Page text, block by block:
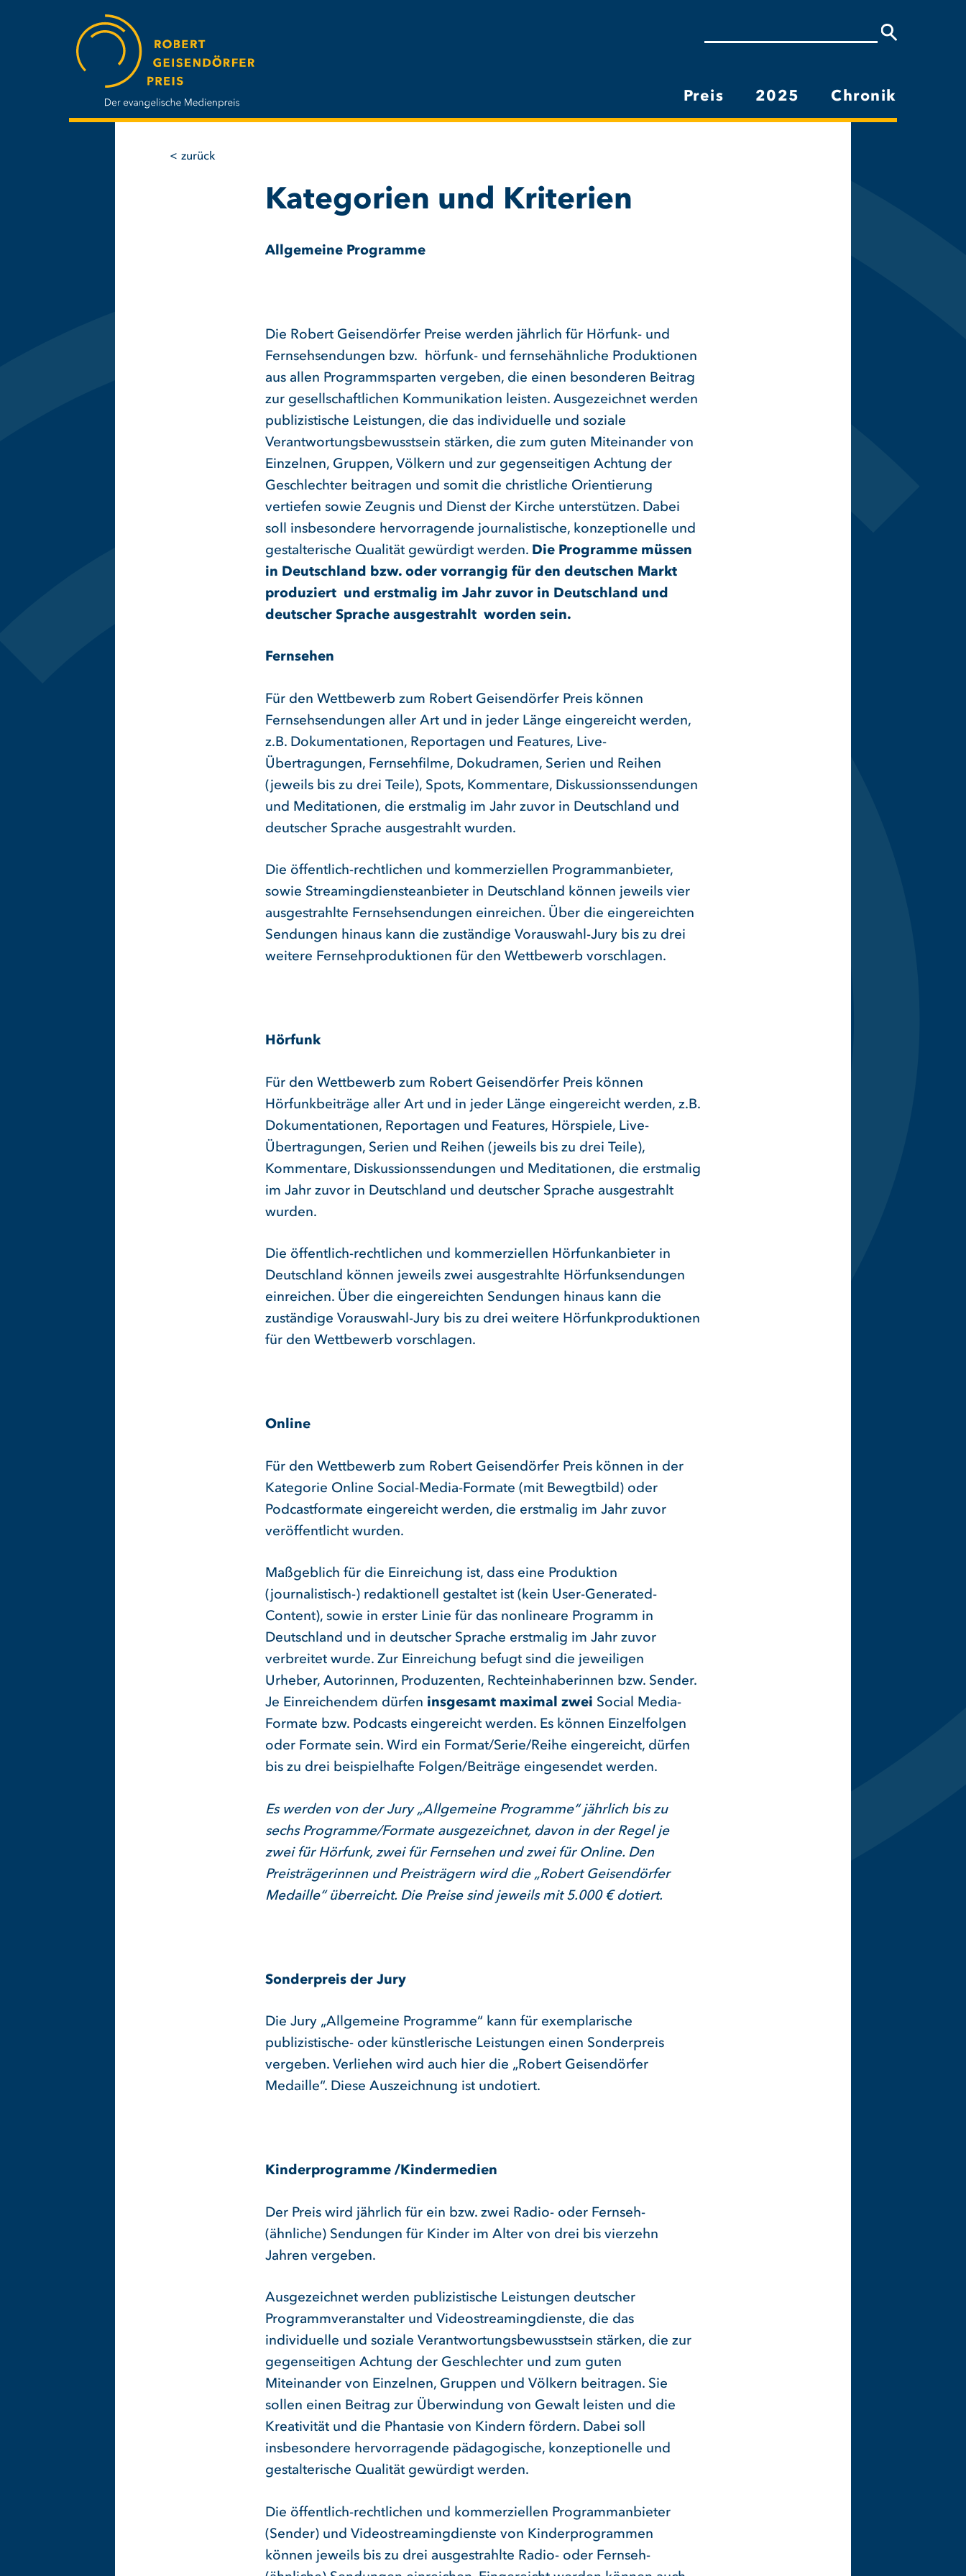
Hauptnavigation
Preis 2025 Chronik
zurück
Kategorien und Kriterien
Allgemeine Programme
Die Robert Geisendörfer Preise werden jährlich für Hörfunk- und
Fernsehsendungen bzw. hörfunk- und fernsehähnliche Produktionen
aus allen Programmsparten vergeben, die einen besonderen Beitrag
zur gesellschaftlichen Kommunikation leisten. Ausgezeichnet werden
publizistische Leistungen, die das individuelle und soziale
Verantwortungsbewusstsein stärken, die zum guten Miteinander von
Einzelnen, Gruppen, Völkern und zur gegenseitigen Achtung der
Geschlechter beitragen und somit die christliche Orientierung
vertiefen sowie Zeugnis und Dienst der Kirche unterstützen. Dabei
soll insbesondere hervorragende journalistische, konzeptionelle und
gestalterische Qualität gewürdigt werden. Die Programme müssen
in Deutschland bzw. oder vorrangig für den deutschen Markt
produziert und erstmalig im Jahr zuvor in Deutschland und
deutscher Sprache ausgestrahlt worden sein.
Fernsehen
Für den Wettbewerb zum Robert Geisendörfer Preis können
Fernsehsendungen aller Art und in jeder Länge eingereicht werden,
z.B. Dokumentationen, Reportagen und Features, Live-
Übertragungen, Fernsehfilme, Dokudramen, Serien und Reihen
(jeweils bis zu drei Teile), Spots, Kommentare, Diskussionssendungen
und Meditationen, die erstmalig im Jahr zuvor in Deutschland und
deutscher Sprache ausgestrahlt wurden.
Die öffentlich-rechtlichen und kommerziellen Programmanbieter,
sowie Streamingdiensteanbieter in Deutschland können jeweils vier
ausgestrahlte Fernsehsendungen einreichen. Über die eingereichten
Sendungen hinaus kann die zuständige Vorauswahl-Jury bis zu drei
weitere Fernsehproduktionen für den Wettbewerb vorschlagen.
Hörfunk
Für den Wettbewerb zum Robert Geisendörfer Preis können
Hörfunkbeiträge aller Art und in jeder Länge eingereicht werden, z.B.
Dokumentationen, Reportagen und Features, Hörspiele, Live-
Übertragungen, Serien und Reihen (jeweils bis zu drei Teile),
Kommentare, Diskussionssendungen und Meditationen, die erstmalig
im Jahr zuvor in Deutschland und deutscher Sprache ausgestrahlt
wurden.
Die öffentlich-rechtlichen und kommerziellen Hörfunkanbieter in
Deutschland können jeweils zwei ausgestrahlte Hörfunksendungen
einreichen. Über die eingereichten Sendungen hinaus kann die
zuständige Vorauswahl-Jury bis zu drei weitere Hörfunkproduktionen
für den Wettbewerb vorschlagen.
Online
Für den Wettbewerb zum Robert Geisendörfer Preis können in der
Kategorie Online Social-Media-Formate (mit Bewegtbild) oder
Podcastformate eingereicht werden, die erstmalig im Jahr zuvor
veröffentlicht wurden.
Maßgeblich für die Einreichung ist, dass eine Produktion
(journalistisch-) redaktionell gestaltet ist (kein User-Generated-
Content), sowie in erster Linie für das nonlineare Programm in
Deutschland und in deutscher Sprache erstmalig im Jahr zuvor
verbreitet wurde. Zur Einreichung befugt sind die jeweiligen
Urheber, Autorinnen, Produzenten, Rechteinhaberinnen bzw. Sender.
Je Einreichendem dürfen insgesamt maximal zwei Social Media-
Formate bzw. Podcasts eingereicht werden. Es können Einzelfolgen
oder Formate sein. Wird ein Format/Serie/Reihe eingereicht, dürfen
bis zu drei beispielhafte Folgen/Beiträge eingesendet werden.
Es werden von der Jury „Allgemeine Programme“ jährlich bis zu
sechs Programme/Formate ausgezeichnet, davon in der Regel je
zwei für Hörfunk, zwei für Fernsehen und zwei für Online. Den
Preisträgerinnen und Preisträgern wird die „Robert Geisendörfer
Medaille“ überreicht. Die Preise sind jeweils mit 5.000 € dotiert.
Sonderpreis der Jury
Die Jury „Allgemeine Programme“ kann für exemplarische
publizistische- oder künstlerische Leistungen einen Sonderpreis
vergeben. Verliehen wird auch hier die „Robert Geisendörfer
Medaille“. Diese Auszeichnung ist undotiert.
Kinderprogramme /Kindermedien
Der Preis wird jährlich für ein bzw. zwei Radio- oder Fernseh-
(ähnliche) Sendungen für Kinder im Alter von drei bis vierzehn
Jahren vergeben.
Ausgezeichnet werden publizistische Leistungen deutscher
Programmveranstalter und Videostreamingdienste, die das
individuelle und soziale Verantwortungsbewusstsein stärken, die zur
gegenseitigen Achtung der Geschlechter und zum guten
Miteinander von Einzelnen, Gruppen und Völkern beitragen. Sie
sollen einen Beitrag zur Überwindung von Gewalt leisten und die
Kreativität und die Phantasie von Kindern fördern. Dabei soll
insbesondere hervorragende pädagogische, konzeptionelle und
gestalterische Qualität gewürdigt werden.
Die öffentlich-rechtlichen und kommerziellen Programmanbieter
(Sender) und Videostreamingdienste von Kinderprogrammen
können jeweils bis zu drei ausgestrahlte Radio- oder Fernseh-